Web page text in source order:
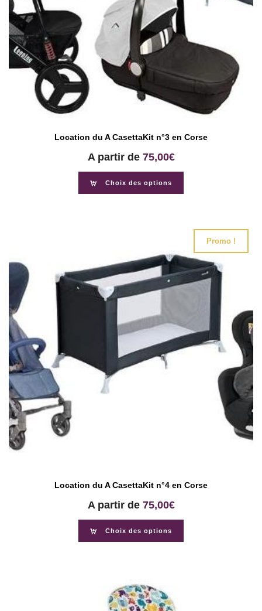
Location du A CasettaKit n°3 en Corse
A partir de 75,00€
Choix des options
Promo !
Location du A CasettaKit n°4 en Corse
A partir de 75,00€
Choix des options